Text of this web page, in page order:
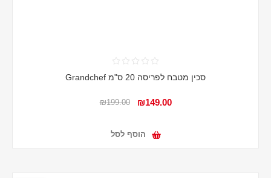
סכין מטבח לפריסה 20 ס"מ Grandchef
₪149.00
₪199.00
הוסף לסל